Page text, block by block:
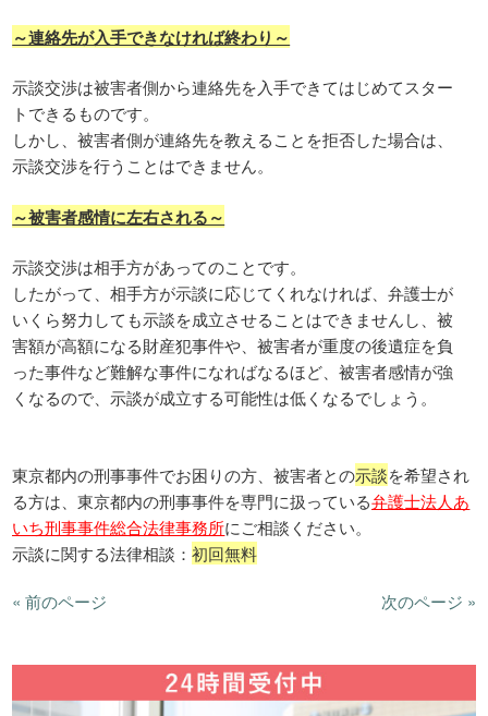
～連絡先が入手できなければ終わり～
示談交渉は被害者側から連絡先を入手できてはじめてスター
トできるものです。
しかし、被害者側が連絡先を教えることを拒否した場合は、
示談交渉を行うことはできません。
～被害者感情に左右される～
示談交渉は相手方があってのことです。
したがって、相手方が示談に応じてくれなければ、弁護士が
いくら努力しても示談を成立させることはできませんし、被
害額が高額になる財産犯事件や、被害者が重度の後遺症を負
った事件など難解な事件になればなるほど、被害者感情が強
くなるので、示談が成立する可能性は低くなるでしょう。
東京都内の刑事事件でお困りの方、被害者との示談を希望され
る方は、東京都内の刑事事件を専門に扱っている弁護士法人あ
いち刑事事件総合法律事務所にご相談ください。
示談に関する法律相談：初回無料
« 前のページ 次のページ »